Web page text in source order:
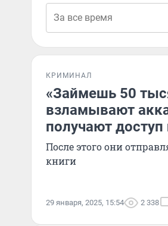
КРИМИНАЛ
«Займешь 50
взламывают
получают доступ
После этого они
книги
29 января, 2025, 15:54 2 338